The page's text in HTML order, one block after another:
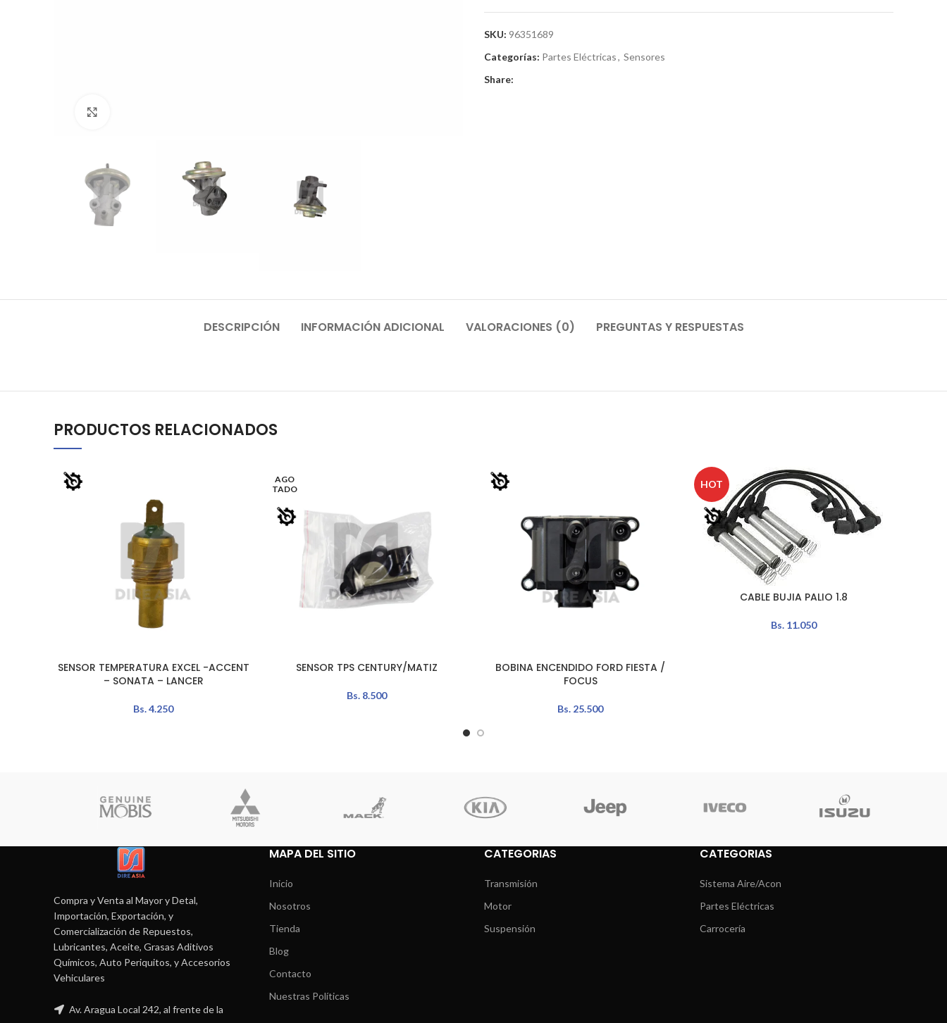
SKU: 96351689
Categorías: Partes Eléctricas, Sensores
Share:
DESCRIPCIÓN INFORMACIÓN ADICIONAL VALORACIONES (0) PREGUNTAS Y RESPUESTAS
PRODUCTOS RELACIONADOS
AÑADIR AL CARRITO
SENSOR TEMPERATURA EXCEL -ACCENT
– SONATA – LANCER
Bs.4.250
AGO
TADO
LEER MÁSSENSOR TPS CENTURY/MATIZ
Bs. 8.500
AÑADIR AL CARRITO
BOBINA ENCENDIDO FORD FIESTA /
FOCUS
Bs. 25.500
HOT
AÑADIR AL CARRITO
CABLE BUJIA PALIO 1.8
Bs. 11.050
Compra y Venta al Mayor y Detal,
Importación, Exportación, y
Comercialización de Repuestos,
Lubricantes, Aceite, Grasas Aditivos
Químicos, Auto Periquitos, y Accesorios
Vehiculares
Av. Aragua Local 242, al frente de la
MAPA DEL SITIO
Inicio
Nosotros
Tienda
Blog
Contacto
Nuestras Políticas
CATEGORIAS
Transmisión
Motor
Suspensión
CATEGORIAS
Sistema Aire/Acon
Partes Eléctricas
Carrocería